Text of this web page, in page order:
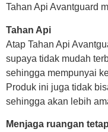
Tahan Api Avantguard
Tahan Api
Atap Tahan Api
supaya tidak mudah
sehingga mempunyai
Produk ini juga tidak
sehingga akan lebih
Menjaga ruangan